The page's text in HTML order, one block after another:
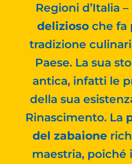
Regioni d’Italia –
deliziosoche fa
tradizione
Paese. La sua
antica, infatti le
della sua
Rinascimento. La
del zabaione
maestria, poiché